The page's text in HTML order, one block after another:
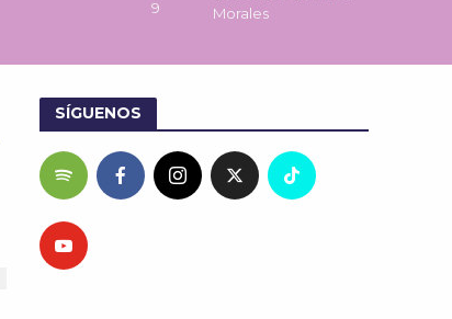
Morales
SÍGUENOS